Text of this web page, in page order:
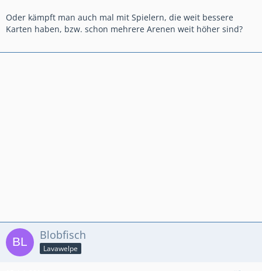
Oder kämpft man auch mal mit Spielern, die weit bessere
Karten haben, bzw. schon mehrere Arenen weit höher sind?
Blobfisch
Lavawelpe